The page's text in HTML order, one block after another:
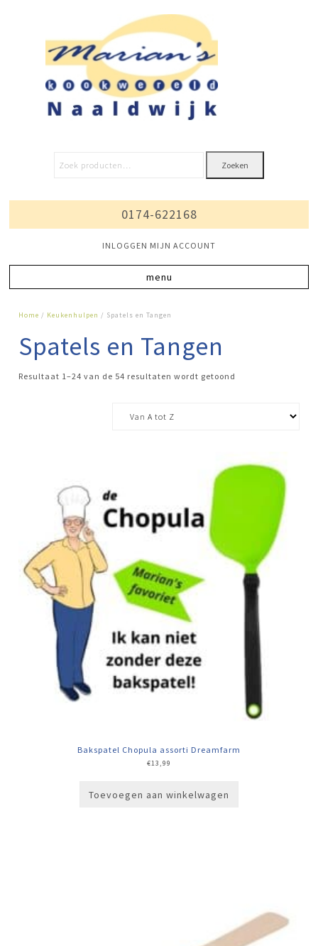
Zoeken
0174-622168
INLOGGEN MIJN ACCOUNT
Home / Keukenhulpen / Spatels en Tangen
Spatels en Tangen
Resultaat 1–24 van de 54 resultaten wordt getoond
Bakspatel Chopula assorti Dreamfarm
€13,99
Toevoegen aan winkelwagen